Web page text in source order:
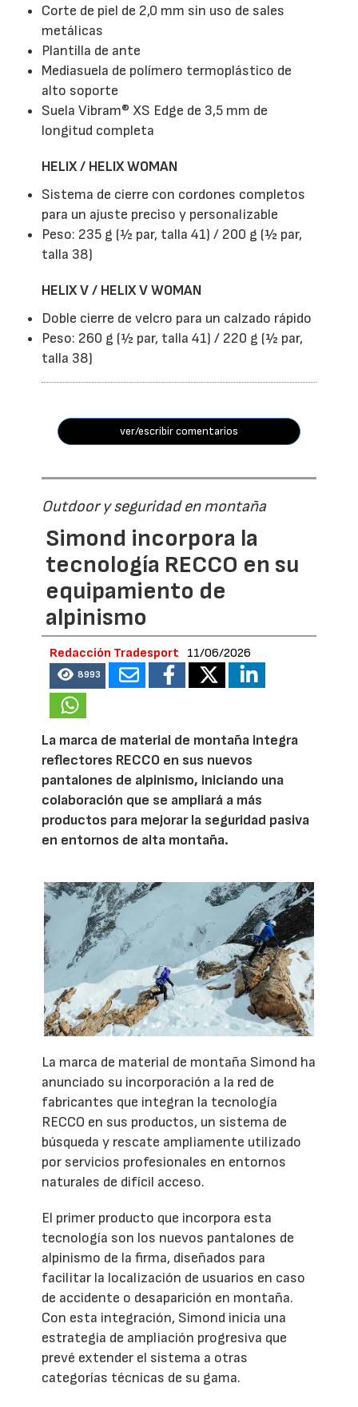
Corte de piel de 2,0 mm sin uso de sales
metálicas
Plantilla de ante
Mediasuela de polímero termoplástico de
alto soporte
Suela Vibram® XS Edge de 3,5 mm de
longitud completa
HELIX / HELIX WOMAN
Sistema de cierre con cordones completos
para un ajuste preciso y personalizable
Peso: 235 g (½ par, talla 41) / 200 g (½ par,
talla 38)
HELIX V / HELIX V WOMAN
Doble cierre de velcro para un calzado rápido
Peso: 260 g (½ par, talla 41) / 220 g (½ par,
talla 38)
ver/escribir comentarios
Outdoor y seguridad en montaña
Simond incorpora la
tecnología RECCO en su
equipamiento de
alpinismo
Redacción Tradesport 11/06/2026
8993
La marca de material de montaña integra
reflectores RECCO en sus nuevos
pantalones de alpinismo, iniciando una
colaboración que se ampliará a más
productos para mejorar la seguridad pasiva
en entornos de alta montaña.
La marca de material de montaña Simond ha
anunciado su incorporación a la red de
fabricantes que integran la tecnología
RECCO en sus productos, un sistema de
búsqueda y rescate ampliamente utilizado
por servicios profesionales en entornos
naturales de difícil acceso.
El primer producto que incorpora esta
tecnología son los nuevos pantalones de
alpinismo de la firma, diseñados para
facilitar la localización de usuarios en caso
de accidente o desaparición en montaña.
Con esta integración, Simond inicia una
estrategia de ampliación progresiva que
prevé extender el sistema a otras
categorías técnicas de su gama.